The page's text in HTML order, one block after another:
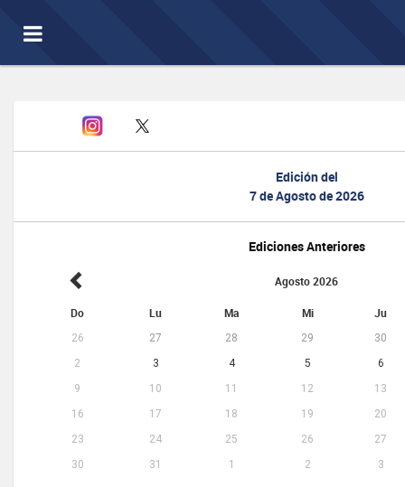
Toggle
navigation
Edición del
7 de Agosto de 2026
Ediciones Anteriores
Agosto 2026
Do Lu Ma Mi Ju
26 27 28 29
30
2
3 4 5
6
9
10 11 12
13
16
17 18 19
20
23
24 25 26
27
30
31 1 2 3